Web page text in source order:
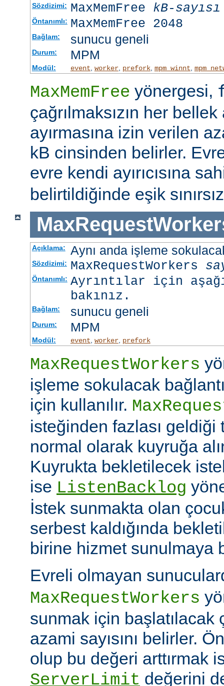
Sözdizimi: MaxMemFree kB-sayısı
Öntanımlı: MaxMemFree 2048
Bağlam: sunucu geneli
Durum: MPM
Modül: event worker, prefork, mpm_winnt
MaxMemFree yönergesi,
çağrılmaksızın her bellek
ayırmasına izin verilen
kB cinsinden belirler.
evre kendi ayırıcısına
belirtildiğinde eşik
Açıklama: Aynı anda işleme
Sözdizimi: MaxRequestWorkers
Öntanımlı: Ayrıntılar için
bakınız.
Bağlam: sunucu geneli
Durum: MPM
Modül: event worker, prefork
MaxRequestWorkers
işleme sokulacak bağlantı
için kullanılır.
isteğinden fazlası
normal olarak kuyruğa
Kuyrukta bekletilecek
ise ListenBacklog
İstek sunmakta olan
serbest kaldığında
birine hizmet sunulmaya
Evreli olmayan
MaxRequestWorkers
sunmak için başlatılacak
azami sayısını belirler.
olup bu değeri arttırmak
ServerLimit değerini